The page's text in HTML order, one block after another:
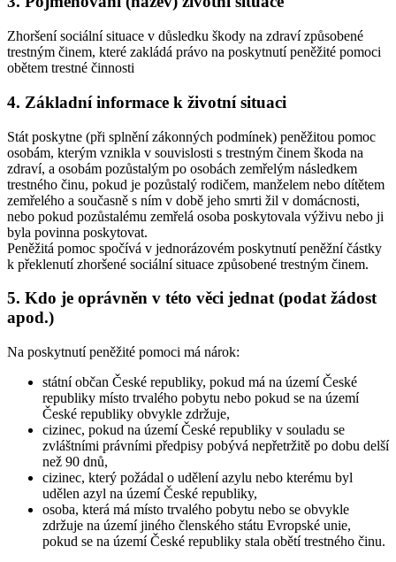
Zhoršení sociální situace v důsledku škody na zdraví způsobené
trestným činem, které zakládá právo na poskytnutí peněžité pomoci
obětem trestné činnosti
4. Základní informace k životní situaci
Stát poskytne (při splnění zákonných podmínek) peněžitou pomoc
osobám, kterým vznikla v souvislosti s trestným činem škoda na
zdraví, a osobám pozůstalým po osobách zemřelým následkem
trestného činu, pokud je pozůstalý rodičem, manželem nebo dítětem
zemřelého a současně s ním v době jeho smrti žil v domácnosti,
nebo pokud pozůstalému zemřelá osoba poskytovala výživu nebo ji
byla povinna poskytovat.
Peněžitá pomoc spočívá v jednorázovém poskytnutí peněžní částky
k překlenutí zhoršené sociální situace způsobené trestným činem.
5. Kdo je oprávněn v této věci jednat (podat žádost
apod.)
Na poskytnutí peněžité pomoci má nárok:
státní občan České republiky, pokud má na území České
republiky místo trvalého pobytu nebo pokud se na území
České republiky obvykle zdržuje,
cizinec, pokud na území České republiky v souladu se
zvláštními právními předpisy pobývá nepřetržitě po dobu delší
než 90 dnů,
cizinec, který požádal o udělení azylu nebo kterému byl
udělen azyl na území České republiky,
osoba, která má místo trvalého pobytu nebo se obvykle
zdržuje na území jiného členského státu Evropské unie,
pokud se na území České republiky stala obětí trestného činu.